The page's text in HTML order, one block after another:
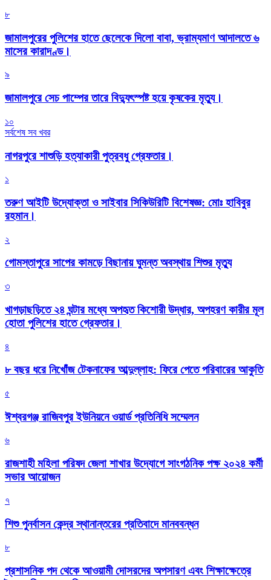
৮
জামালপুরের পুলিশের হাতে ছেলেকে দিলো বাবা, ভ্রাম্যমাণ আদালতে ৬
মাসের কারাদণ্ড।
৯
জামালপুরে সেচ পাম্পের তারে বিদ্যুৎস্পষ্ট হয়ে কৃষকের মৃত্যু।
১০
সর্বশেষ সব খবর
নাগরপুরে শাশুড়ি হত্যাকারী পুত্রবধু গ্রেফতার।
১
তরুণ আইটি উদ্যোক্তা ও সাইবার সিকিউরিটি বিশেষজ্ঞ: মোঃ হাবিবুর
রহমান।
২
গোমস্তাপুরে সাপের কামড়ে বিছানায় ঘুমন্ত অবস্থায় শিশুর মৃত্যু
৩
খাগড়াছড়িতে ২৪ ঘন্টার মধ্যে অপহৃত কিশোরী উদ্ধার, অপহরণ কারীর মূল
হোতা পুলিশের হাতে গ্রেফতার।
৪
৮ বছর ধরে নিখোঁজ টেকনাফের আব্দুল্লাহ: ফিরে পেতে পরিবারের আকুতি
৫
ঈশ্বরগঞ্জ রাজিবপুর ইউনিয়নে ওয়ার্ড প্রতিনিধি সম্মেলন
৬
রাজশাহী মহিলা পরিষদ জেলা শাখার উদ্যোগে সাংগঠনিক পক্ষ ২০২৪ কর্মী
সভার আয়োজন
৭
শিশু পুনর্বাসন কেন্দ্র স্থানান্তরের প্রতিবাদে মানববন্ধন
৮
প্রশাসনিক পদ থেকে আওয়ামী দোসরদের অপসারণ এবং শিক্ষাক্ষেত্রে